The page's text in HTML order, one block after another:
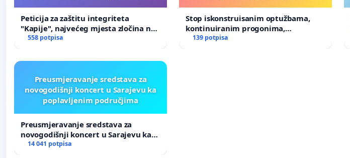
Peticija za zaštitu integriteta
"Kapije", najvećeg mjesta zločina nad
mladima u historiji grada Tuzla
558 potpisa
Stop iskonstruisanim optužbama,
kontinuiranim progonima,
prijetnjama, hapšenjima
139 potpisa
Preusmjeravanje sredstava za
novogodišnji koncert u Sarajevu ka
poplavljenim područjima
Preusmjeravanje sredstava za
novogodišnji koncert u Sarajevu ka
poplavljenim područjima
14 041 potpisa